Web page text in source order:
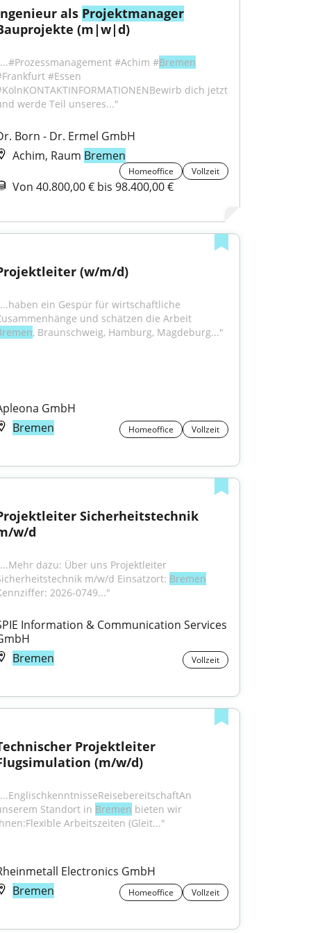
als Projektmanager
(m|w|d)
#Achim #Bremen
#Essen
dich jetzt
werde Teil unseres..."
Born - Dr. Ermel GmbH
Achim, Raum Bremen
Homeoffice Vollzeit
Von 40.800,00 € bis 98.400,00 €
(w/m/d)
ein Gespür für wirtschaftliche
Zusammenhänge und schätzen die Arbeit
, Braunschweig, Hamburg, Magdeburg..."
GmbH
Bremen
Homeoffice Vollzeit
Sicherheitstechnik
w/d
dazu: Über uns Projektleiter
m/w/d Einsatzort: Bremen
2026-0749..."
Information & Communication Services
Bremen
Vollzeit
Projektleiter
(m/w/d)
Standort in Bremen bieten wir
Arbeitszeiten (Gleit..."
Electronics GmbH
Bremen
Homeoffice Vollzeit